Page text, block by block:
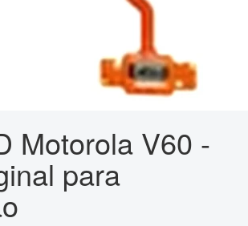
Motorola V60 -
para